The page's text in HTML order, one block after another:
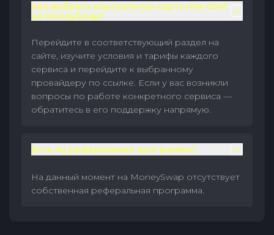
Как выбрать виртуальную карту или eSIM
на MoneySwap?
Перейдите в соответствующий раздел на
сайте, изучите условия и тарифы каждого
сервиса и перейдите к выбранному
провайдеру по ссылке. Если у вас возникли
вопросы по работе конкретного сервиса —
обратитесь в его поддержку напрямую.
Есть ли реферальные программы?
На данный момент на MoneySwap отсутствует
собственная реферальная программа.